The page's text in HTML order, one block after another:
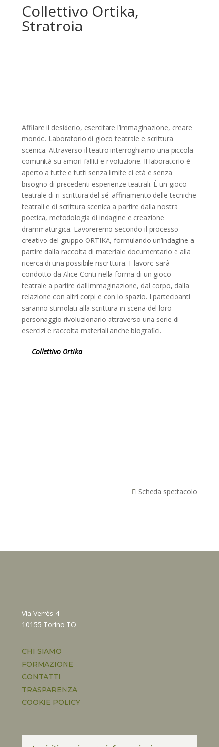
Collettivo Ortika,
Stratroia
Affilare il desiderio, esercitare l’immaginazione, creare
mondo. Laboratorio di gioco teatrale e scrittura
scenica. Attraverso il teatro interroghiamo una piccola
comunità su amori falliti e rivoluzione. Il laboratorio è
aperto a tutte e tutti senza limite di età e senza
bisogno di precedenti esperienze teatrali. È un gioco
teatrale di ri-scrittura del sé: affinamento delle tecniche
teatrali e di scrittura scenica a partire dalla nostra
poetica, metodologia di indagine e creazione
drammaturgica. Lavoreremo secondo il processo
creativo del gruppo ORTIKA, formulando un’indagine a
partire dalla raccolta di materiale documentario e alla
ricerca di una possibile riscrittura. Il lavoro sarà
condotto da Alice Conti nella forma di un gioco
teatrale a partire dall’immaginazione, dal corpo, dalla
relazione con altri corpi e con lo spazio. I partecipanti
saranno stimolati alla scrittura in scena del loro
personaggio rivoluzionario attraverso una serie di
esercizi e raccolta materiali anche biografici.
Collettivo Ortika
 Scheda spettacolo
Via Verrès 4
10155 Torino TO
CHI SIAMO
FORMAZIONE
CONTATTI
TRASPARENZA
COOKIE POLICY